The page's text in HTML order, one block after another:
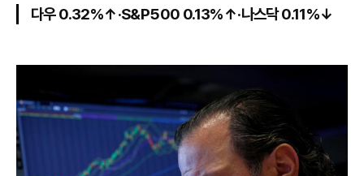
다우 0.32%↑·S&P500 0.13%↑·나스닥 0.11%↓